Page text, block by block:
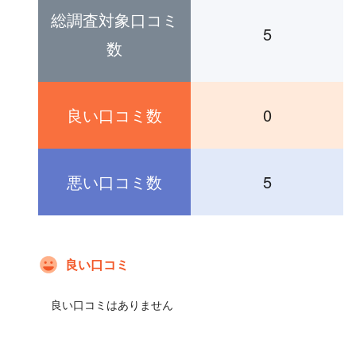
総調査対象口コミ
数
5
良い口コミ数 0
悪い口コミ数 5
良い口コミ
良い口コミはありません